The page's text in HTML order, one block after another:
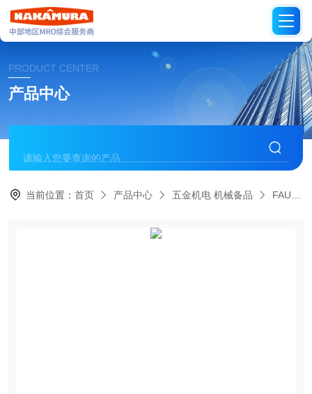
PRODUCT CENTER
产品中心
当前位置：首页 产品中心 五金机电 机械备品 FAULHABER德国福尔哈贝